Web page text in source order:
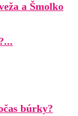
a Šmolko
búrky?